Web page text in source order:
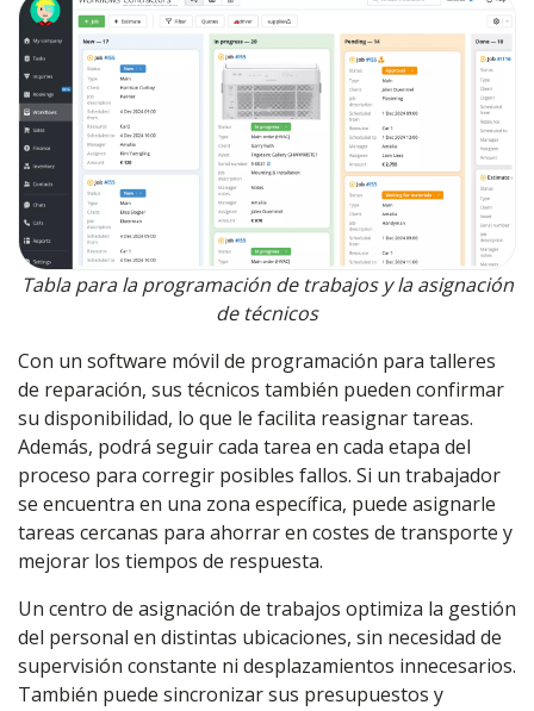
Tabla para la programación de trabajos y la asignación
de técnicos
Con un software móvil de programación para talleres
de reparación, sus técnicos también pueden confirmar
su disponibilidad, lo que le facilita reasignar tareas.
Además, podrá seguir cada tarea en cada etapa del
proceso para corregir posibles fallos. Si un trabajador
se encuentra en una zona específica, puede asignarle
tareas cercanas para ahorrar en costes de transporte y
mejorar los tiempos de respuesta.
Un centro de asignación de trabajos optimiza la gestión
del personal en distintas ubicaciones, sin necesidad de
supervisión constante ni desplazamientos innecesarios.
También puede sincronizar sus presupuestos y